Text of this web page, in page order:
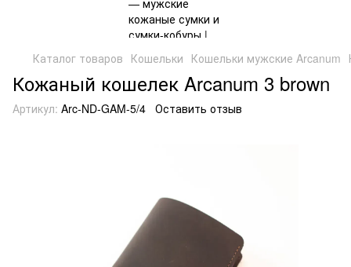
Каталог товаров Кошельки Кошельки мужские Arcanum
Кожаный кошелек Arcanum 3 brown
Артикул: Arc-ND-GAM-5/4 Оставить отзыв